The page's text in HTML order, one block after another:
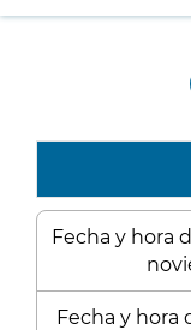
Fecha y hora
Fecha y hora